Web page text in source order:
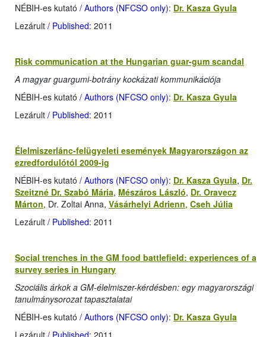
NÉBIH-es kutató / Authors (NFCSO only): Dr. Kasza Gyula
Lezárult / Published: 2011
Risk communication at the Hungarian guar-gum scandal
A magyar guargumi-botrány kockázati kommunikációja
NÉBIH-es kutató / Authors (NFCSO only): Dr. Kasza Gyula
Lezárult / Published: 2011
Élelmiszerlánc-felügyeleti események Magyarországon az
ezredfordulótól 2009-ig
NÉBIH-es kutató / Authors (NFCSO only): Dr. Kasza Gyula, Dr.
Szeitzné Dr. Szabó Mária, Mészáros László, Dr. Oravecz
Márton, Dr. Zoltai Anna, Vásárhelyi Adrienn, Cseh Júlia
Lezárult / Published: 2011
Social trenches in the GM food battlefield: experiences of a
survey series in Hungary
Szociális árkok a GM-élelmiszer-kérdésben: egy magyarországi
tanulmánysorozat tapasztalatai
NÉBIH-es kutató / Authors (NFCSO only): Dr. Kasza Gyula